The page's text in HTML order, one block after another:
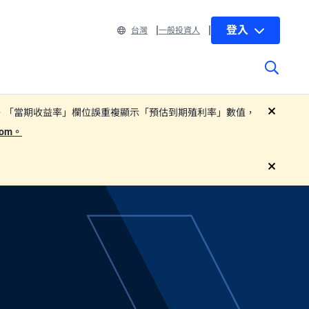
台灣 一般投資人 登入
當期收益率」欄位誤重複顯示「預估到期殖利率」數值，
。